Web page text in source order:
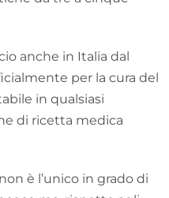
anche in Italia dal
per la cura del
in qualsiasi
di ricetta medica
è l’unico in grado di